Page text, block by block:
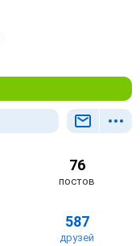
76
постов
587
друзей